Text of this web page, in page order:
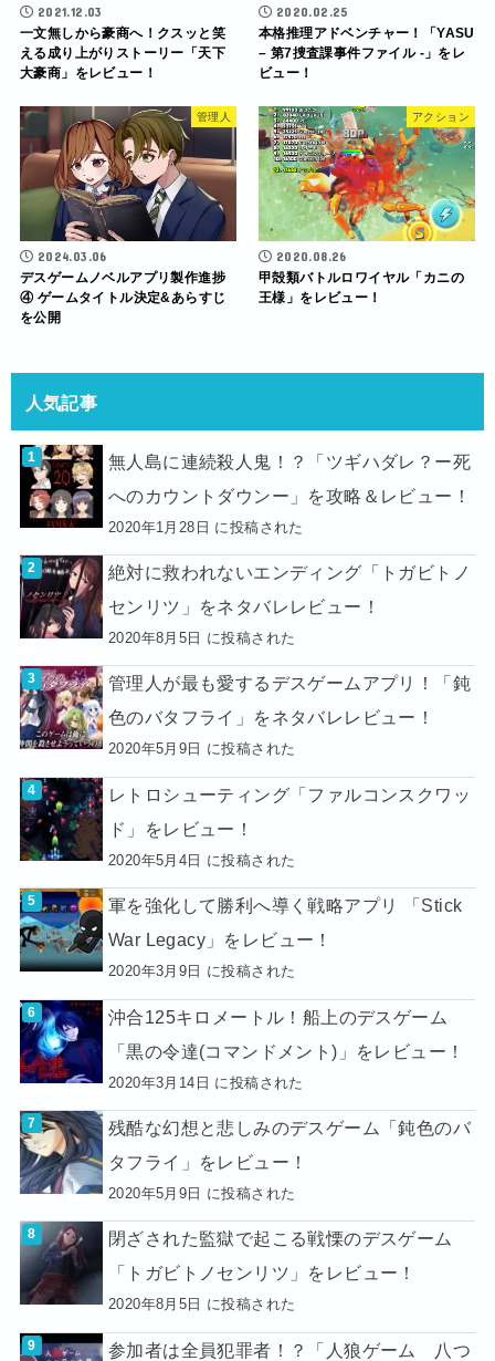
2021.12.03
一文無しから豪商へ！クスッと笑
える成り上がりストーリー「天下
大豪商」をレビュー！
2020.02.25
本格推理アドベンチャー！「YASU
– 第7捜査課事件ファイル -」をレ
ビュー！
管理人
2024.03.06
デスゲームノベルアプリ製作進捗
④ ゲームタイトル決定&あらすじ
を公開
アクション
2020.08.26
甲殻類バトルロワイヤル「カニの
王様」をレビュー！
人気記事
無人島に連続殺人鬼！？「ツギハダレ？ー死
へのカウントダウンー」を攻略＆レビュー！
2020年1月28日 に投稿された
絶対に救われないエンディング「トガビトノ
センリツ」をネタバレレビュー！
2020年8月5日 に投稿された
管理人が最も愛するデスゲームアプリ！「鈍
色のバタフライ」をネタバレレビュー！
2020年5月9日 に投稿された
レトロシューティング「ファルコンスクワッ
ド」をレビュー！
2020年5月4日 に投稿された
軍を強化して勝利へ導く戦略アプリ 「Stick
War Legacy」をレビュー！
2020年3月9日 に投稿された
沖合125キロメートル！船上のデスゲーム
「黒の令達(コマンドメント)」をレビュー！
2020年3月14日 に投稿された
残酷な幻想と悲しみのデスゲーム「鈍色のバ
タフライ」をレビュー！
2020年5月9日 に投稿された
閉ざされた監獄で起こる戦慄のデスゲーム
「トガビトノセンリツ」をレビュー！
2020年8月5日 に投稿された
参加者は全員犯罪者！？「人狼ゲーム 八つ